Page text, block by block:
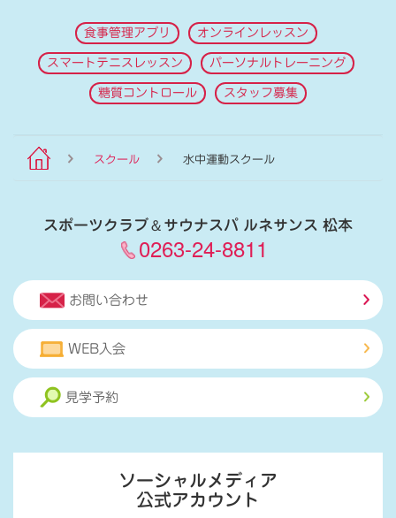
食事管理アプリ オンラインレッスン
スマートテニスレッスン パーソナルトレーニング
糖質コントロール スタッフ募集
スクール 水中運動スクール
スポーツクラブ＆サウナスパ ルネサンス 松本
0263-24-8811
お問い合わせ
WEB入会
見学予約
ソーシャルメディア
公式アカウント